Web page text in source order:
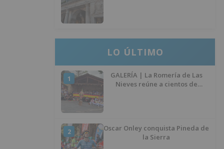
LO ÚLTIMO
1
GALERÍA | La Romería de Las
Nieves reúne a cientos de
2
Oscar Onley conquista Pineda de
la Sierra